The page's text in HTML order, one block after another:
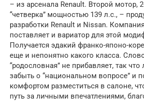
– из арсенала Renault. Второй мотор,
“четверка” мощностью 139 л.с., –
разработки Renault и Nissan.
поставляет и вариатор для этой
Получается эдакий франко-японо-
еще и непонятно какого класса.
“родословная” не прибавляет, так
забыть о “национальном вопросе” и
комфортом разместиться в салоне,
путь за личными впечатлениями,